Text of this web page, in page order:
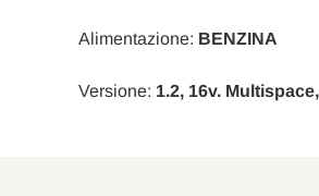
Versione: 1.2, 16v.
Alimentazione: BENZINA